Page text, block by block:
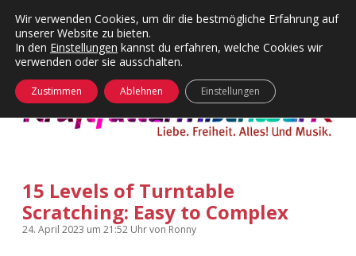
Kategorien
Menü
24 Hours Chilling
Die Wende
KFMW-Disco
kfmw.stuff
KFMW-Disco
Dates
Contact
Adventskalender
Dropdown-
öffnen
15 Levels of Turntable
Scratching: Easy to Complex
24. April 2023 um 21:52 Uhrvon Ronny
Wir verwenden Cookies, um dir die bestmögliche Erfahrung auf
unserer Website zu bieten.
In den Einstellungen kannst du erfahren, welche Cookies wir
verwenden oder sie ausschalten.
Zustimmen Ablehnen Einstellungen